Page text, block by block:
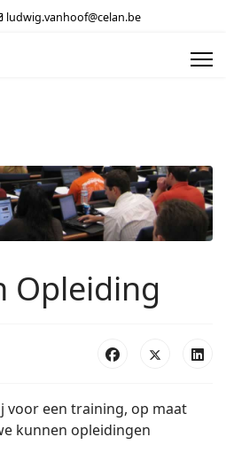
ludwig.vanhoof@celan.be
Opleiding
voor een training, op maat
kunnen opleidingen